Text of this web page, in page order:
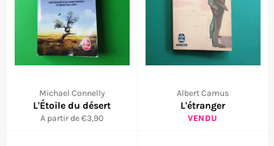
Michael Connelly
L'Étoile du désert
A partir de €3,90
Albert Camus
L'étranger
VENDU